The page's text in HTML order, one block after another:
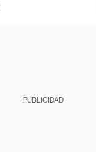
PUBLICIDAD